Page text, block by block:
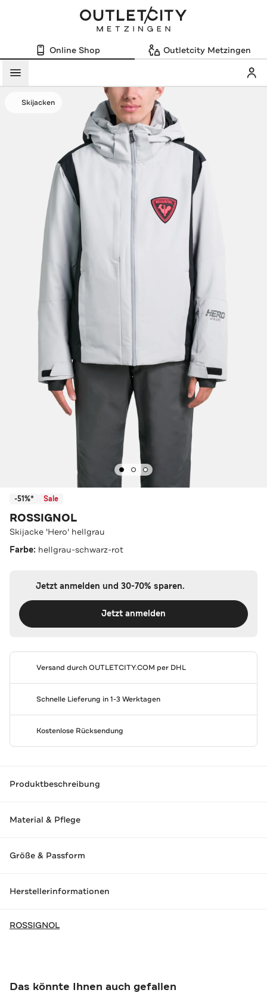
Online Shop Outletcity Metzingen
Menü
Skijacken
-51%* Sale
ROSSIGNOL
Skijacke 'Hero' hellgrau
Farbe: hellgrau-schwarz-rot
Jetzt anmelden und 30-70% sparen.
Jetzt anmelden
Versand durchOUTLETCITY.COM per DHL
Schnelle Lieferung in 1-3 Werktagen
Kostenlose Rücksendung
Produktbeschreibung
Material & Pflege
Größe & Passform
Herstellerinformationen
ROSSIGNOL
Das könnte Ihnen auch gefallen